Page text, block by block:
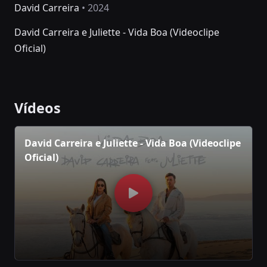
David Carreira • 2024
David Carreira e Juliette - Vida Boa (Videoclipe
Oficial)
Vídeos
David Carreira e Juliette - Vida Boa (Videoclipe
Oficial)